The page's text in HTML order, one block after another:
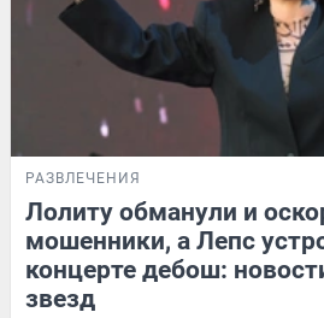
РАЗВЛЕЧЕНИЯ
Лолиту обманули и
мошенники, а Лепс
концерте дебош:
звезд